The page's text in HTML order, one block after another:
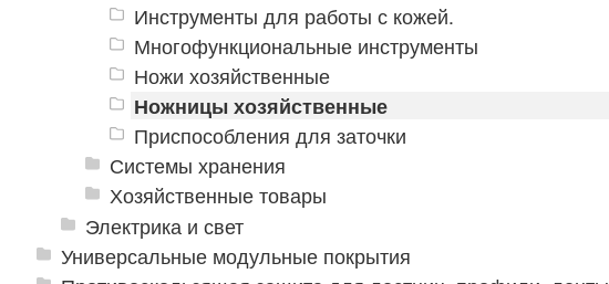
Инструменты для работы с кожей.
Многофункциональные инструменты
Ножи хозяйственные
Ножницы хозяйственные
Приспособления для заточки
Системы хранения
Хозяйственные товары
Электрика и свет
Универсальные модульные покрытия